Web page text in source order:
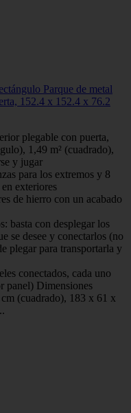
Parque de metal
152.4 x 152.4 x 76.2
plegable con puerta,
1,49 m² (cuadrado),
y jugar
para los extremos y 8
exteriores
de hierro con un acabado
basta con desplegar los
se desee y conectarlos (no
plegar para transportarla y
conectados, cada uno
panel) Dimensiones
(cuadrado), 183 x 61 x